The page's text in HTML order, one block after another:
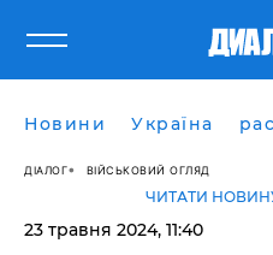
Новини Україна
ДІАЛОГ ВІЙСЬКОВИЙ ОГЛЯД
ЧИТАТИ
23 травня 2024, 11:40